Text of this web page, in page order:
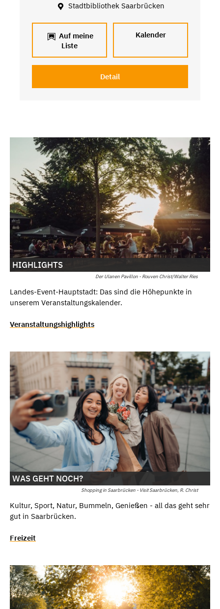
Stadtbibliothek Saarbrücken
Auf meine
Liste
Kalender
Detail
Der Ulanen Pavillon - Rouven Christ/Walter Ries
HIGHLIGHTS
Landes-Event-Hauptstadt: Das sind die Höhepunkte in
unserem Veranstaltungskalender.
Veranstaltungshighlights
Shopping in Saarbrücken - Visit Saarbrücken, R. Christ
WAS GEHT NOCH?
Kultur, Sport, Natur, Bummeln, Genießen - all das geht sehr
gut in Saarbrücken.
Freizeit